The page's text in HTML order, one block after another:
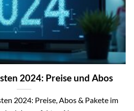
2024: Preise und Abos
2024: Preise, Abos & Pakete im